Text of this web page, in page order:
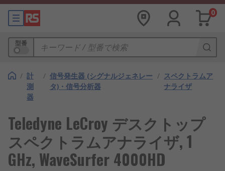
0
型番
/ 計
測
器
/ 信号発生器 (シグナルジェネレー
タ)・信号分析器
/ スペクトラムア
ナライザ
Teledyne LeCroy デスクトップ
スペクトラムアナライザ, 1
GHz, WaveSurfer 4000HD